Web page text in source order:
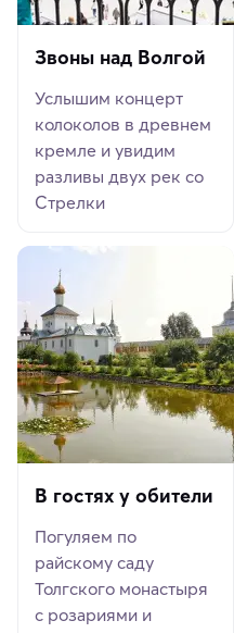
Звоны над Волгой
Услышим концерт
колоколов в древнем
кремле и увидим
разливы двух рек со
Стрелки
В гостях у обители
Погуляем по
райскому саду
Толгского монастыря
с розариями и